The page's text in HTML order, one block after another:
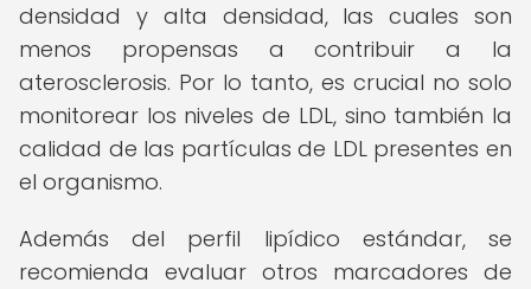
densidad y alta densidad, las cuales son
menos propensas a contribuir a la
aterosclerosis. Por lo tanto, es crucial no solo
monitorear los niveles de LDL, sino también la
calidad de las partículas de LDL presentes en
el organismo.
Además del perfil lipídico estándar, se
recomienda evaluar otros marcadores de